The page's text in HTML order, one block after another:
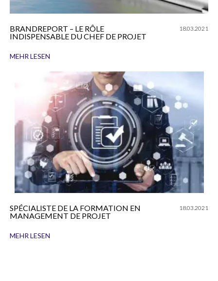
BRANDREPORT – LE RÔLE
INDISPENSABLE DU CHEF DE PROJET
18.03.2021
MEHR LESEN
SPÉCIALISTE DE LA FORMATION EN
MANAGEMENT DE PROJET
18.03.2021
MEHR LESEN